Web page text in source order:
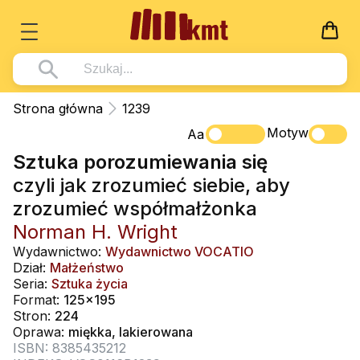
Książki
Wszystko z kategorii - Książki
Pismo Święte
Kościół Katolicki
Duszpasterstwo
Teologia
Życie chrześcijańskie
Duchowość
Literatura piękna
Wszystko z kategorii - Multimedia
DVD
CD-ROM
Muzyka
Rekolekcje i inne na CD
Śpiew i modlitwa
Muzyka klasyczna
Dla Dzieci
Wszystko z kategorii - Dla Dzieci
Literatura (D)
Płyty, DVD (D)
Podręczniki i pomoce dydaktyczne
Podręczniki
Wszystko z kategorii - Podręczniki
Podręczniki i pomoce dydaktyczne
Zabawa i Nauka
Nowości
Zaloguj się
Strona główna
1239
Aa
Motyw
Sztuka porozumiewania się
czyli jak zrozumieć siebie, aby
zrozumieć współmałżonka
Norman H. Wright
Wydawnictwo: Wydawnictwo VOCATIO
Dział: Małżeństwo
Seria: Sztuka życia
Format: 125x195
Stron: 224
Oprawa: miękka, lakierowana
ISBN: 8385435212